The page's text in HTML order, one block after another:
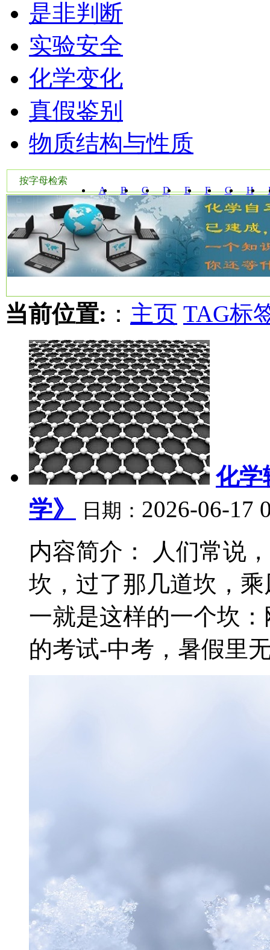
是非判断
实验安全
化学变化
真假鉴别
物质结构与性质
按字母检索
A
B C D E F G H
W Y
当前位置: ： 主页 TAG标
化学
学》
日期： 2026-06-17
内容简介： 人们常说
坎，过了那几道坎，
一就是这样的一个坎
的考试-中考，暑假里